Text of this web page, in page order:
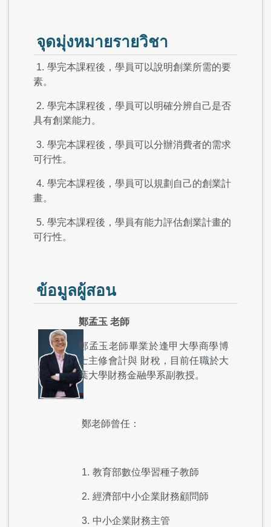
จุดมุ่งหมายรายวิชา
1. 學完本課程後，學員可以說明創業所需的要
素。
2. 學完本課程後，學員可以明確分辨自己是否
具有創業能力。
3. 學完本課程後，學員可以分辦消費者的需求
可行性。
4. 學完本課程後，學員可以規劃自己的創業計
畫。
5. 學完本課程後，學員有能力評估創業計畫的
可行性。
ข้อมูลผู้สอน
鄭孟玉 老師
鄭孟玉老師畢業於逢甲大學商學博
士主修會計與 財稅，目前任職於大
葉大學財務金融學系副教授。
鄭老師曾任：
1. 教育部數位學習種子教師
2. 經濟部中小企業財務顧問師
3. 中小企業財務主管